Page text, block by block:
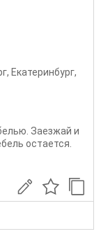
, Екатеринбург,
Заезжай и
остается.